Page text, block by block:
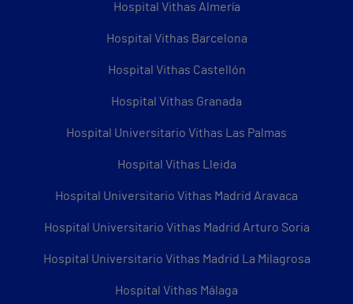
Hospital Vithas Almería
Hospital Vithas Barcelona
Hospital Vithas Castellón
Hospital Vithas Granada
Hospital Universitario Vithas Las Palmas
Hospital Vithas Lleida
Hospital Universitario Vithas Madrid Aravaca
Hospital Universitario Vithas Madrid Arturo Soria
Hospital Universitario Vithas Madrid La Milagrosa
Hospital Vithas Málaga